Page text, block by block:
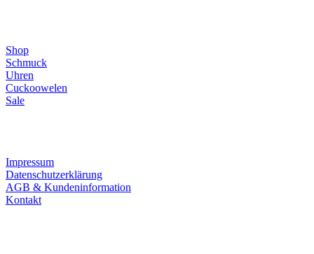
Shop
Schmuck
Uhren
Cuckoowelen
Sale
Impressum
Datenschutzerklärung
AGB & Kundeninformation
Kontakt